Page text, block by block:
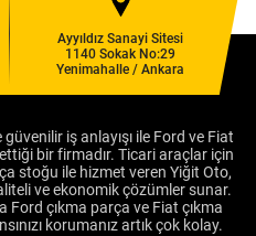
Ayyıldız Sanayi Sitesi
1140 Sokak No:29
Yenimahalle / Ankara
iş anlayışı ile Ford ve Fiat
bir firmadır. Ticari araçlar için
stoğu ile hizmet veren Yiğit Oto,
ve ekonomik çözümler sunar.
Ford çıkma parça ve Fiat çıkma
korumanız artık çok kolay.